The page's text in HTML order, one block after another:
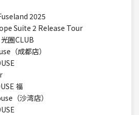
2025
Suite 2 Release Tour
圈CLUB
（成都店）
福
（沙湾店）